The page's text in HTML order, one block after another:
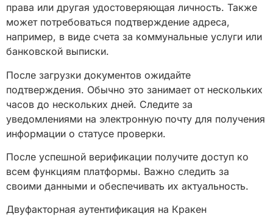
права или другая удостоверяющая личность. Также
может потребоваться подтверждение адреса,
например, в виде счета за коммунальные услуги или
банковской выписки.
После загрузки документов ожидайте
подтверждения. Обычно это занимает от нескольких
часов до нескольких дней. Следите за
уведомлениями на электронную почту для получения
информации о статусе проверки.
После успешной верификации получите доступ ко
всем функциям платформы. Важно следить за
своими данными и обеспечивать их актуальность.
Двуфакторная аутентификация на Кракен